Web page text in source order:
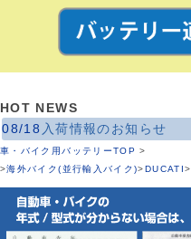
HOT NEWS
08/18 入荷情報のお知らせ
車・バイク用バッテリーTOP >
>海外バイク(並行輸入バイク)> DUCATI >